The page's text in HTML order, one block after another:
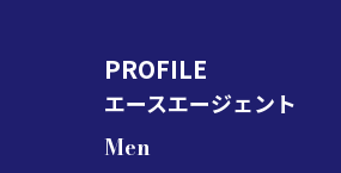
PROFILE
エースエージェント
Men